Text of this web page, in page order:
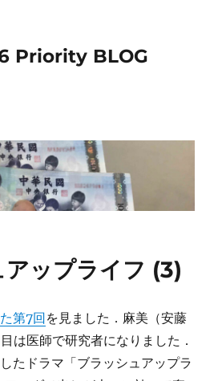
Priority BLOG
ップライフ (3)
第7回を見ました．麻美（安藤
は医師で研究者になりました．
たドラマ「ブラッシュアップラ